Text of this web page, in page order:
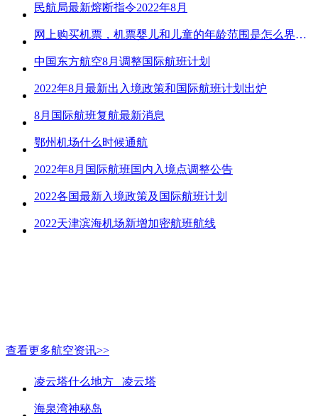
民航局最新熔断指令2022年8月
网上购买机票，机票婴儿和儿童的年龄范围是怎么界定的？
中国东方航空8月调整国际航班计划
2022年8月最新出入境政策和国际航班计划出炉
8月国际航班复航最新消息
鄂州机场什么时候通航
2022年8月国际航班国内入境点调整公告
2022各国最新入境政策及国际航班计划
2022天津滨海机场新增加密航班航线
查看更多航空资讯>>
凌云塔什么地方_ 凌云塔
海泉湾神秘岛